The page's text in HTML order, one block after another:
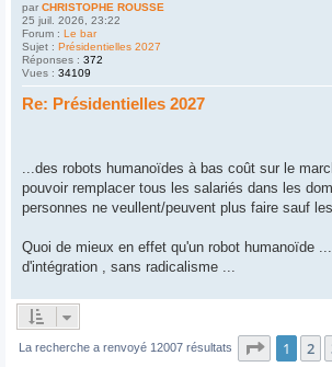
par CHRISTOPHE ROUSSE
25 juil. 2026, 23:22
Forum : Le bar
Sujet : Présidentielles 2027
Réponses : 372
Vues : 34109
Re: Présidentielles 2027
...des robots humanoïdes à bas coût sur le
pouvoir remplacer tous les salariés dans les
personnes ne veullent/peuvent plus faire sauf
Quoi de mieux en effet qu'un robot humanoïde
d'intégration , sans radicalisme ...
La recherche a renvoyé 12007 résultats Page 1
1 2